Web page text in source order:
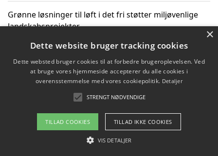
Grønne løsninger til løft i det fri støtter miljøvenlige
landskabsprojekter
Gør haven til et frirum for familien og naturen
Copyright 2026 - Pilanto Aps
Om / kontakt
Blog Betingelser
×
Dette website bruger tracking cookies
Dette websted bruger cookies til at forbedre brugeroplevelsen. Ved
at bruge vores hjemmeside accepterer du alle cookies i
overensstemmelse med vores cookiepolitik. Detaljer
STRENGT NØDVENDIGE
TILLAD COOKIES TILLAD IKKE COOKIES
VIS DETALJER